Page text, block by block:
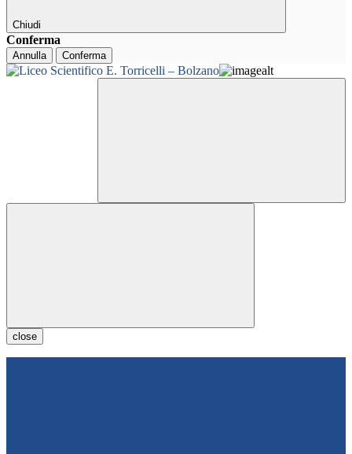
Chiudi
Conferma
Annulla Conferma
close